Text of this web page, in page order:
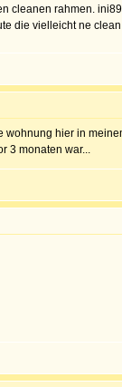
rahmen.
die vielleicht ne
hier in
3 monaten war...